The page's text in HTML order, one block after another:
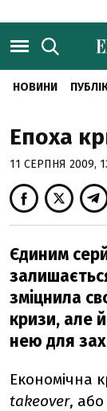
НОВИНИ
Епоха
11 СЕРПНЯ 2009,
Єдиним
зміцнила
кризи, але
нею для
Економічна
takeover, або